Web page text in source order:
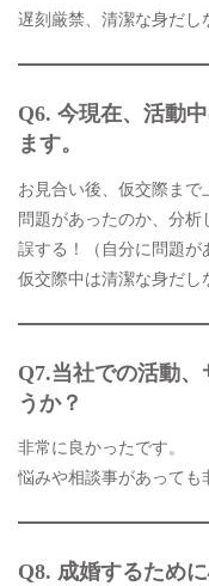
遅刻厳禁、清潔な身だし
Q6. 今現在、活動
ます。
お見合い後、仮交際まで
問題があったのか、分
誤する！（自分に問題が
仮交際中は清潔な身だし
Q7.当社での活動
うか？
非常に良かったです。
悩みや相談事があっても
Q8. 成婚するため